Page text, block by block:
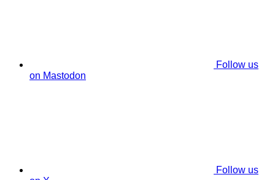
Follow us
on Mastodon
Follow us